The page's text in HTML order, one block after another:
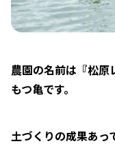
農園の名前は『松原
もつ亀です。
土づくりの成果あっ